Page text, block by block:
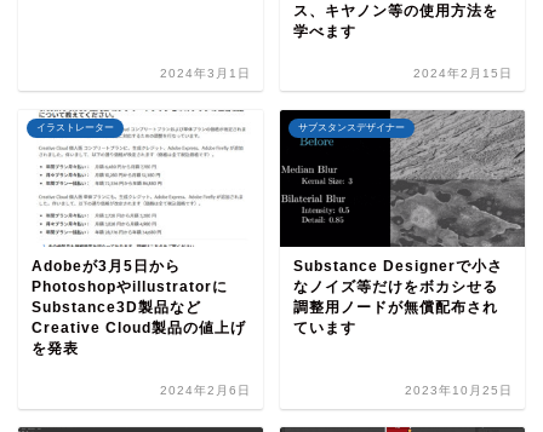
2024年3月1日
ス、キヤノン等の使用方法を
学べます
2024年2月15日
イラストレーター
Adobeが3月5日から
Photoshopやillustratorに
Substance3D製品など
Creative Cloud製品の値上げ
を発表
2024年2月6日
サブスタンスデザイナー
Substance Designerで小さ
なノイズ等だけをボカシせる
調整用ノードが無償配布され
ています
2023年10月25日